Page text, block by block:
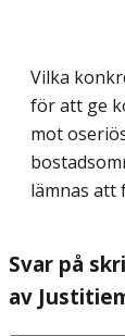
Vilka
för att ge
mot
lämnas att
Svar på
av